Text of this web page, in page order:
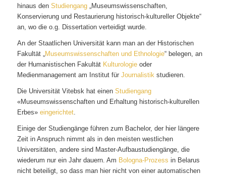
hinaus den Studiengang
„Museumswissenschaften,
Konservierung und Restaurierung historisch-kultureller Objekte“
an, wo die o.g. Dissertation verteidigt wurde.
An der Staatlichen Universität kann man an der Historischen
Fakultät „
Museumswissenschaften und Ethnologie“ belegen, an
der Humanistischen Fakultät Kulturologie oder
Medienmanagement am Institut für Journalistik studieren.
Die Universität Vitebsk hat einen Studiengang
«Museumswissenschaften und Erhaltung historisch-kulturellen
Erbes» eingerichtet.
Einige der Studiengänge führen zum Bachelor, der hier längere
Zeit in Anspruch nimmt als in den meisten westlichen
Universitäten, andere sind Master-Aufbaustudiengänge, die
wiederum nur ein Jahr dauern. Am Bologna-Prozess in Belarus
nicht beteiligt, so dass man hier nicht von einer automatischen